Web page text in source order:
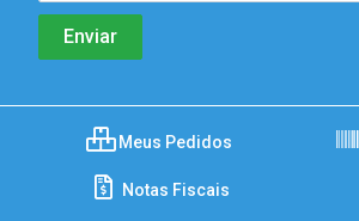
Meus Pedidos
Notas Fiscais